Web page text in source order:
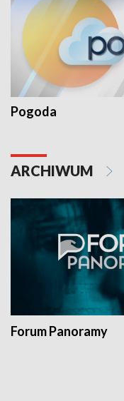
Pogoda
ARCHIWUM
Forum Panoramy